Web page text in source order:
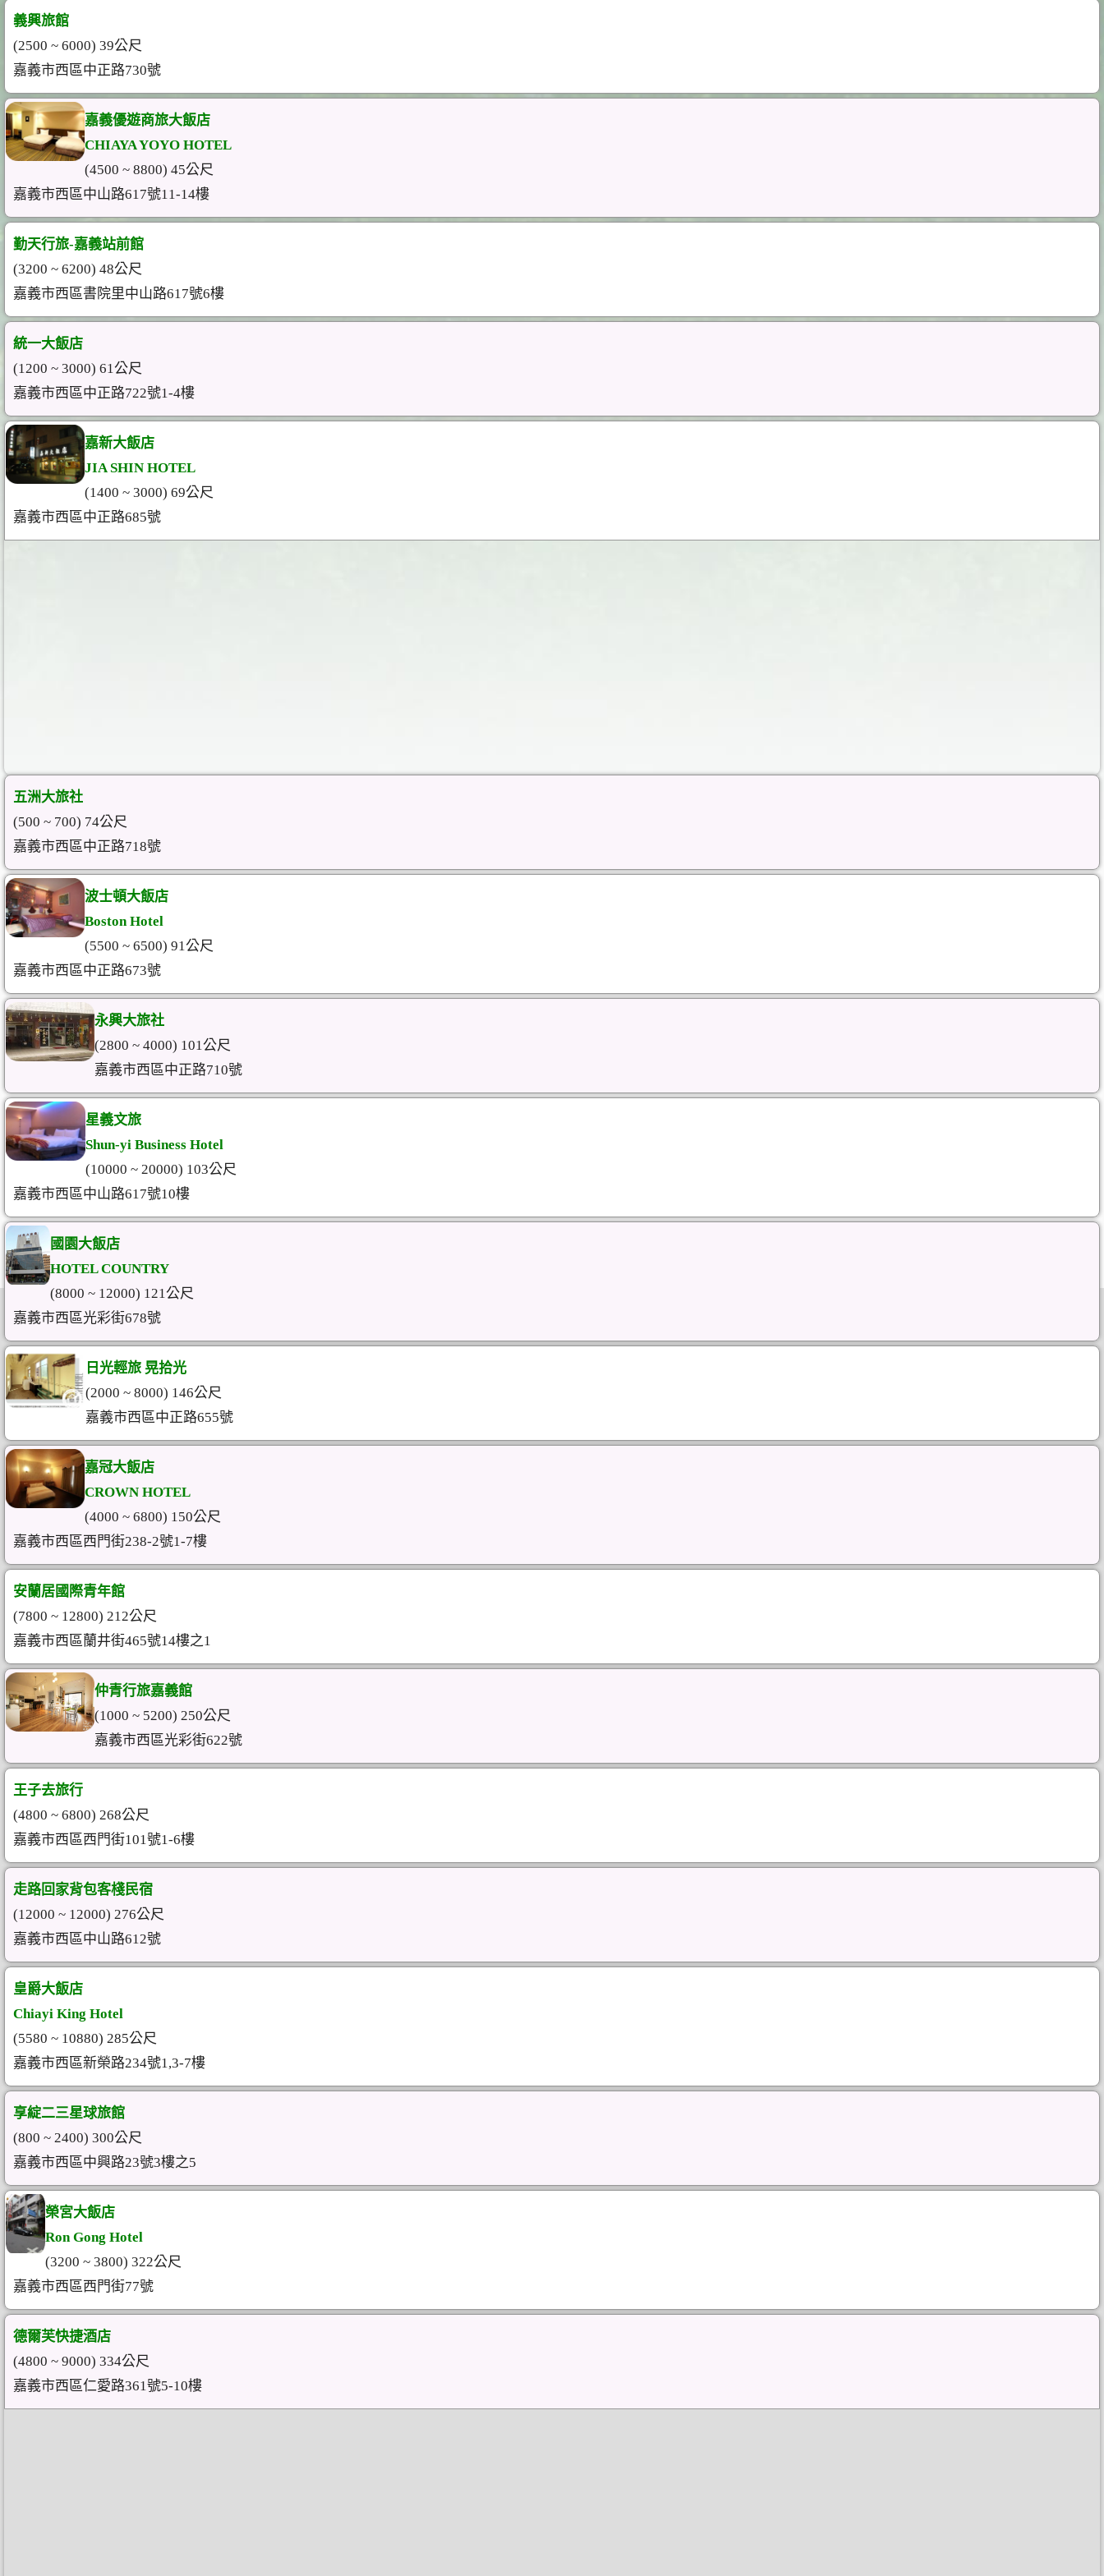
義興旅館
(2500 ~ 6000) 39公尺
嘉義市西區中正路730號
嘉義優遊商旅大飯店
CHIAYA YOYO HOTEL
(4500 ~ 8800) 45公尺
嘉義市西區中山路617號11-14樓
勤天行旅-嘉義站前館
(3200 ~ 6200) 48公尺
嘉義市西區書院里中山路617號6樓
統一大飯店
(1200 ~ 3000) 61公尺
嘉義市西區中正路722號1-4樓
嘉新大飯店
JIA SHIN HOTEL
(1400 ~ 3000) 69公尺
嘉義市西區中正路685號
五洲大旅社
(500 ~ 700) 74公尺
嘉義市西區中正路718號
波士頓大飯店
Boston Hotel
(5500 ~ 6500) 91公尺
嘉義市西區中正路673號
永興大旅社
(2800 ~ 4000) 101公尺
嘉義市西區中正路710號
星義文旅
Shun-yi Business Hotel
(10000 ~ 20000) 103公尺
嘉義市西區中山路617號10樓
國園大飯店
HOTEL COUNTRY
(8000 ~ 12000) 121公尺
嘉義市西區光彩街678號
日光輕旅 晃拾光
(2000 ~ 8000) 146公尺
嘉義市西區中正路655號
嘉冠大飯店
CROWN HOTEL
(4000 ~ 6800) 150公尺
嘉義市西區西門街238-2號1-7樓
安蘭居國際青年館
(7800 ~ 12800) 212公尺
嘉義市西區蘭井街465號14樓之1
仲青行旅嘉義館
(1000 ~ 5200) 250公尺
嘉義市西區光彩街622號
王子去旅行
(4800 ~ 6800) 268公尺
嘉義市西區西門街101號1-6樓
走路回家背包客棧民宿
(12000 ~ 12000) 276公尺
嘉義市西區中山路612號
皇爵大飯店
Chiayi King Hotel
(5580 ~ 10880) 285公尺
嘉義市西區新榮路234號1,3-7樓
享綻二三星球旅館
(800 ~ 2400) 300公尺
嘉義市西區中興路23號3樓之5
榮宮大飯店
Ron Gong Hotel
(3200 ~ 3800) 322公尺
嘉義市西區西門街77號
德爾芙快捷酒店
(4800 ~ 9000) 334公尺
嘉義市西區仁愛路361號5-10樓